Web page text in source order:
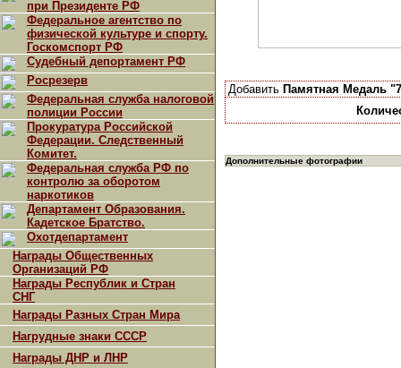
при Президенте РФ
Федеральное агентство по
физической культуре и спорту.
Госкомспорт РФ
Судебный депортамент РФ
Росрезерв
Федеральная служба налоговой
полиции России
Прокуратура Российской
Федерации. Следственный
Комитет.
Федеральная служба РФ по
контролю за оборотом
наркотиков
Департамент Образования.
Кадетское Братство.
Охотдепартамент
Награды Общественных
Организаций РФ
Награды Республик и Стран
СНГ
Награды Разных Стран Мира
Нагрудные знаки СССР
Награды ДНР и ЛНР
Добавить Памятная Медаль
Дополнительные фотографии